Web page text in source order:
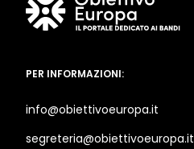
PER INFORMAZIONI:
info@obiettivoeuropa.it
segreteria@obiettivoeuropa.it